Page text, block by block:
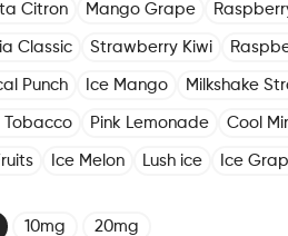
Citron Mango Grape
Classic Strawberry Kiwi
Punch Ice Mango Milkshake
Tobacco Pink Lemonade Cool
Ice Melon Lush ice Ice
10mg 20mg